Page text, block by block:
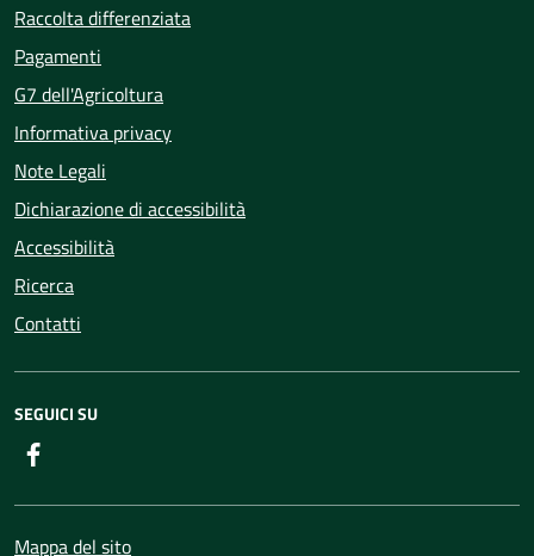
Raccolta differenziata
Pagamenti
G7 dell'Agricoltura
Informativa privacy
Note Legali
Dichiarazione di accessibilità
Accessibilità
Ricerca
Contatti
SEGUICI SU
Mappa del sito